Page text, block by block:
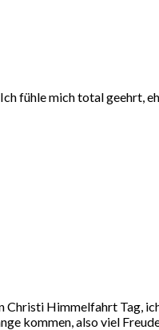
fühle mich total geehrt,
Christi Himmelfahrt Tag,
kommen, also viel